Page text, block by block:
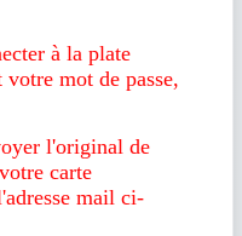
à la plate
mot de passe,
l'original de
carte
mail ci-